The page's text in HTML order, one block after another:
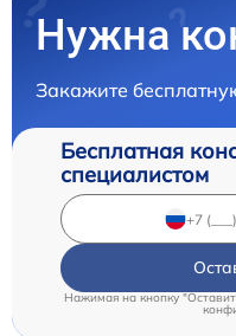
Нужна
Закажите
Бесплатная
специалистом
Нажимая на кнопку